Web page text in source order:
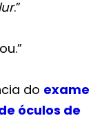
.”
do exame
óculos de